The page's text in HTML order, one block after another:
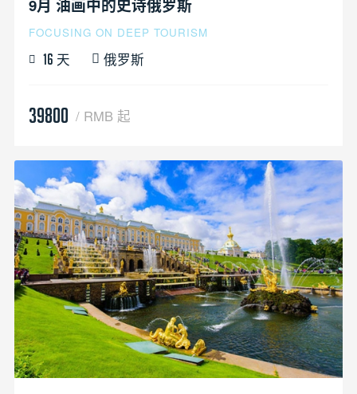
9月 油画中的史诗俄罗斯
FOCUSING ON DEEP TOURISM
16 天 俄罗斯
39800 / RMB 起